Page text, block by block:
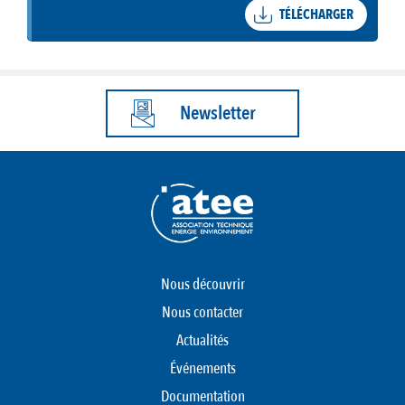
TÉLÉCHARGER
Newsletter
Nous découvrir
Nous contacter
Actualités
Événements
Documentation